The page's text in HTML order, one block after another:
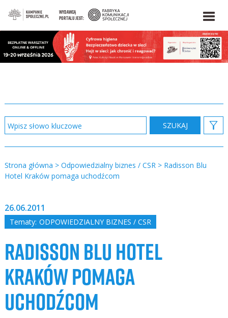
WYDAWCĄ
PORTALU JEST:
Strona główna > Odpowiedzialny biznes / CSR > Radisson Blu
Hotel Kraków pomaga uchodźcom
26.06.2011
Tematy: ODPOWIEDZIALNY BIZNES / CSR
RADISSON BLU HOTEL
KRAKÓW POMAGA
UCHODŹCOM